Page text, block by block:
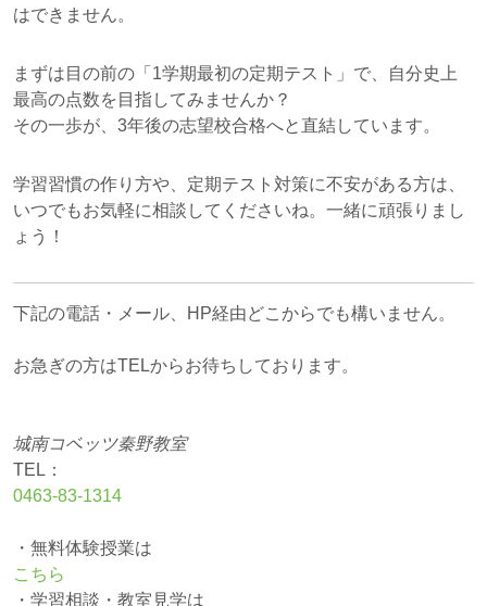
はできません。
まずは目の前の「1学期最初の定期テスト」で、自分史上
最高の点数を目指してみませんか？
その一歩が、3年後の志望校合格へと直結しています。
学習習慣の作り方や、定期テスト対策に不安がある方は、
いつでもお気軽に相談してくださいね。一緒に頑張りまし
ょう！
下記の電話・メール、HP経由どこからでも構いません。
お急ぎの方はTELからお待ちしております。
城南コベッツ秦野教室
TEL：
0463‐83‐1314
・無料体験授業は
こちら
・学習相談・教室見学は